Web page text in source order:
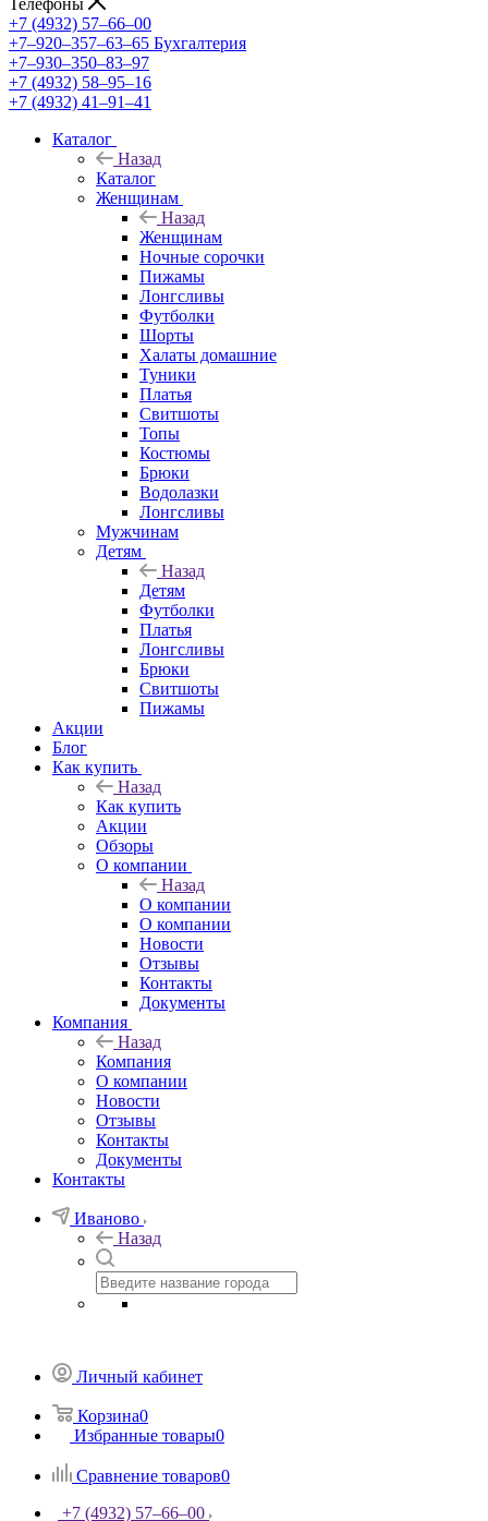
Телефоны
+7 (4932) 57‒66‒00
+7‒920‒357‒63‒65 Бухгалтерия
+7‒930‒350‒83‒97
+7 (4932) 58‒95‒16
+7 (4932) 41‒91‒41
Каталог
Назад
Каталог
Женщинам
Назад
Женщинам
Ночные сорочки
Пижамы
Лонгсливы
Футболки
Шорты
Халаты домашние
Туники
Платья
Свитшоты
Топы
Костюмы
Брюки
Водолазки
Лонгсливы
Мужчинам
Детям
Назад
Детям
Футболки
Платья
Лонгсливы
Брюки
Свитшоты
Пижамы
Акции
Блог
Как купить
Назад
Как купить
Акции
Обзоры
О компании
Назад
О компании
О компании
Новости
Отзывы
Контакты
Документы
Компания
Назад
Компания
О компании
Новости
Отзывы
Контакты
Документы
Контакты
Иваново
Назад
Личный кабинет
Корзина0
Избранные товары0
Сравнение товаров0
+7 (4932) 57‒66‒00